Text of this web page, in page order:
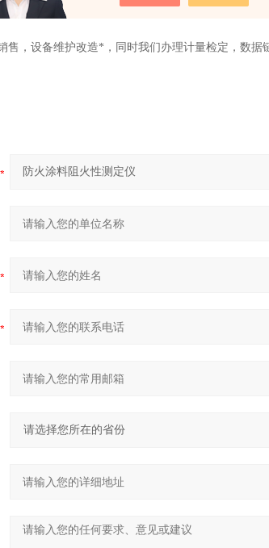
根据具体用户的要求，提供贵州省计量科学研究院的
，设备维护改造*，同时我们办理计量检定，数据